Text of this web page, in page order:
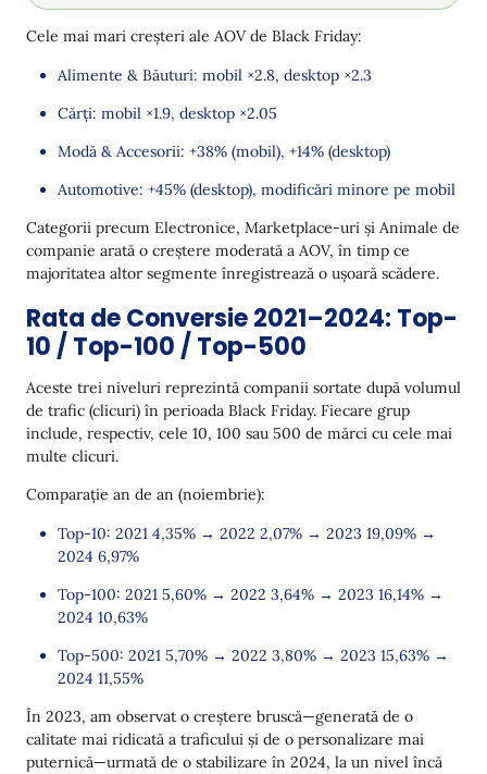
Cele mai mari creșteri ale AOV de Black Friday:
Alimente & Băuturi: mobil ×2.8, desktop ×2.3
Cărți: mobil ×1.9, desktop ×2.05
Modă & Accesorii: +38% (mobil), +14% (desktop)
Automotive: +45% (desktop), modificări minore pe mobil
Categorii precum Electronice, Marketplace-uri și Animale de
companie arată o creștere moderată a AOV, în timp ce
majoritatea altor segmente înregistrează o ușoară scădere.
Rata de Conversie 2021–2024: Top-
10 / Top-100 / Top-500
Aceste trei niveluri reprezintă companii sortate după volumul
de trafic (clicuri) în perioada Black Friday. Fiecare grup
include, respectiv, cele 10, 100 sau 500 de mărci cu cele mai
multe clicuri.
Comparație an de an (noiembrie):
Top-10: 2021 4,35% → 2022 2,07% → 2023 19,09% →
2024 6,97%
Top-100: 2021 5,60% → 2022 3,64% → 2023 16,14% →
2024 10,63%
Top-500: 2021 5,70% → 2022 3,80% → 2023 15,63% →
2024 11,55%
În 2023, am observat o creștere bruscă—generată de o
calitate mai ridicată a traficului și de o personalizare mai
puternică—urmată de o stabilizare în 2024, la un nivel încă